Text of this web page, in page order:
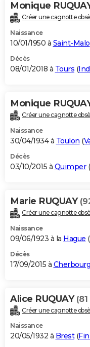
Carte de Noël
Carte Bonne année
Carte Saint-Valentin
Carte Pâques
Carte d'anniversaire
DICTIONNAIRE
Dictionnaire
Biographies
Citations
Expressions
Proverbes
PROGRAMME TV
S'inscrire
Se connecter
Lycées
Collèges
Primaires
Universités
Entreprises
Service militaire
Avis de recherche
AVIS DE DÉCÈS
Bricolage
Lifestyle
Culture
Sport
Auto
Television
Voyage
Cinema
Monique
Créer une cagnotte
Naissance
10/01/1950 à Saint-Malo
Décès
08/01/2018 à Tours (
Monique
Créer une cagnotte
Naissance
30/04/1934 à Toulon (
Décès
03/10/2015 à Quimper(
Marie RUQUAY
Créer une cagnotte
Naissance
09/06/1923 à la Hague (
Décès
17/09/2015 à
Alice RUQUAY
Créer une cagnotte
Naissance
20/05/1932 à Brest(